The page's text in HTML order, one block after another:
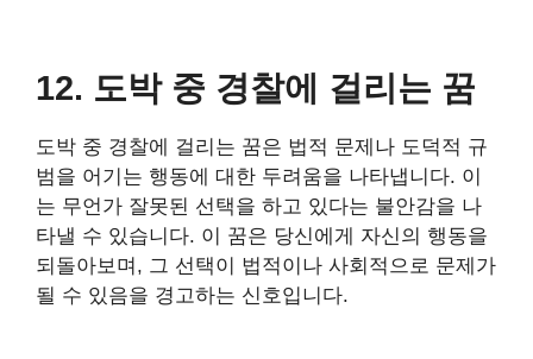
12. 도박 중 경찰에 걸리는 꿈
도박 중 경찰에 걸리는 꿈은 법적 문제나 도덕적 규
범을 어기는 행동에 대한 두려움을 나타냅니다. 이
는 무언가 잘못된 선택을 하고 있다는 불안감을 나
타낼 수 있습니다. 이 꿈은 당신에게 자신의 행동을
되돌아보며, 그 선택이 법적이나 사회적으로 문제가
될 수 있음을 경고하는 신호입니다.